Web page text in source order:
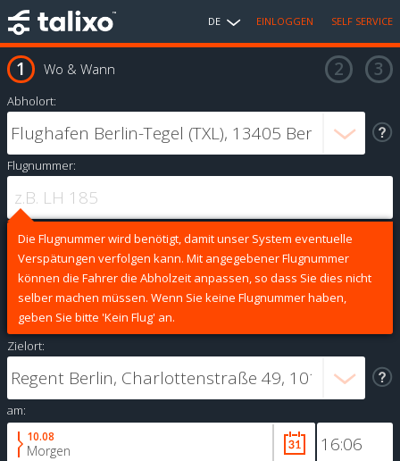
DE EINLOGGEN SELF SERVICE
Wo & Wann
Abholort:
Flugnummer:
Die Flugnummer wird benötigt, damit unser System eventuelle
Verspätungen verfolgen kann. Mit angegebener Flugnummer
können die Fahrer die Abholzeit anpassen, so dass Sie dies nicht
selber machen müssen. Wenn Sie keine Flugnummer haben,
geben Sie bitte 'Kein Flug' an.
Zielort:
am:
10.08
Morgen